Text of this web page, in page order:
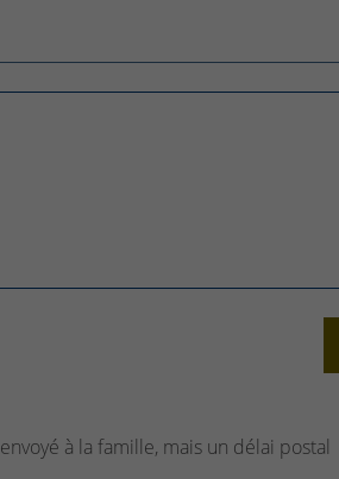
à la famille, mais un délai postal